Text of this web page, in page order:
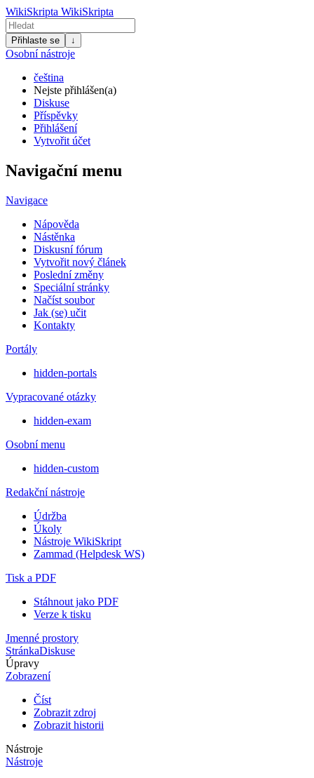
WikiSkripta WikiSkripta
Přihlaste se ↓
Osobní nástroje
čeština
Nejste přihlášen(a)
Diskuse
Příspěvky
Přihlášení
Vytvořit účet
Navigační menu
Navigace
Nápověda
Nástěnka
Diskusní fórum
Vytvořit nový článek
Poslední změny
Speciální stránky
Načíst soubor
Jak (se) učit
Kontakty
Portály
hidden-portals
Vypracované otázky
hidden-exam
Osobní menu
hidden-custom
Redakční nástroje
Údržba
Úkoly
Nástroje WikiSkript
Zammad (Helpdesk WS)
Tisk a PDF
Stáhnout jako PDF
Verze k tisku
Jmenné prostory
StránkaDiskuse
Úpravy
Zobrazení
Číst
Zobrazit zdroj
Zobrazit historii
Nástroje
Nástroje